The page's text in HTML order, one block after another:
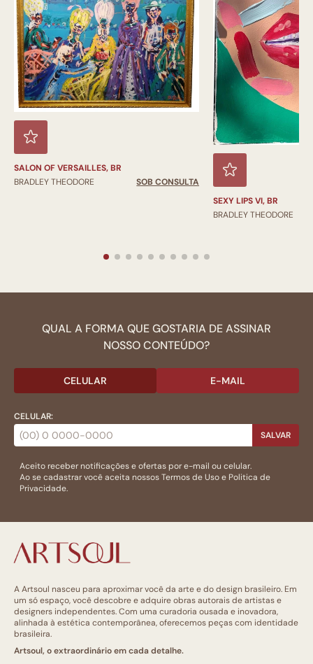
SALON OF VERSAILLES, BR
BRADLEY THEODORE
SOB CONSULTA
SEXY LIPS VI, BR
BRADLEY THEODORE
QUAL A FORMA QUE GOSTARIA DE ASSINAR
NOSSO CONTEÚDO?
CELULAR E-MAIL
CELULAR:
SALVAR
Aceito receber notificações e ofertas por e-mail ou celular.
Ao se cadastrar você aceita nossosTermos de Usoe Politica de
Privacidade.
A Artsoul nasceu para aproximar você da arte e do design brasileiro. Em
um só espaço, você descobre e adquire obras autorais de artistas e
designers independentes. Com uma curadoria ousada e inovadora,
alinhada à estética contemporânea, oferecemos peças com identidade
brasileira.
Artsoul, o extraordinário em cada detalhe.